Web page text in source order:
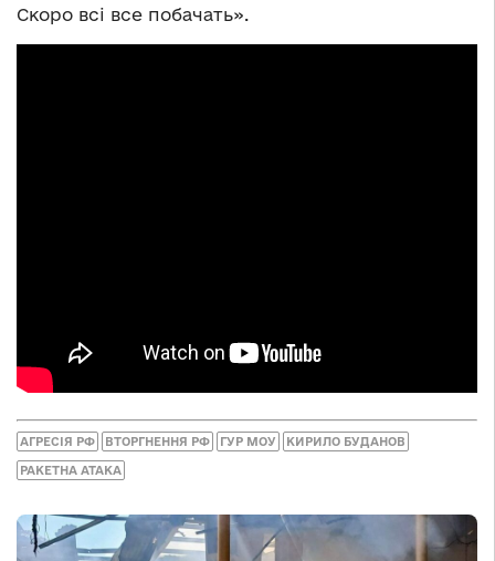
Скоро всі все побачать».
АГРЕСІЯ РФ ВТОРГНЕННЯ РФ ГУР МОУ КИРИЛО БУДАНОВ
РАКЕТНА АТАКА